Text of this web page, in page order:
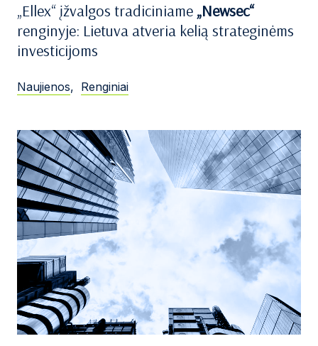
„Ellex“ įžvalgos tradiciniame „Newsec“
renginyje: Lietuva atveria kelią strateginėms
investicijoms
Naujienos, Renginiai